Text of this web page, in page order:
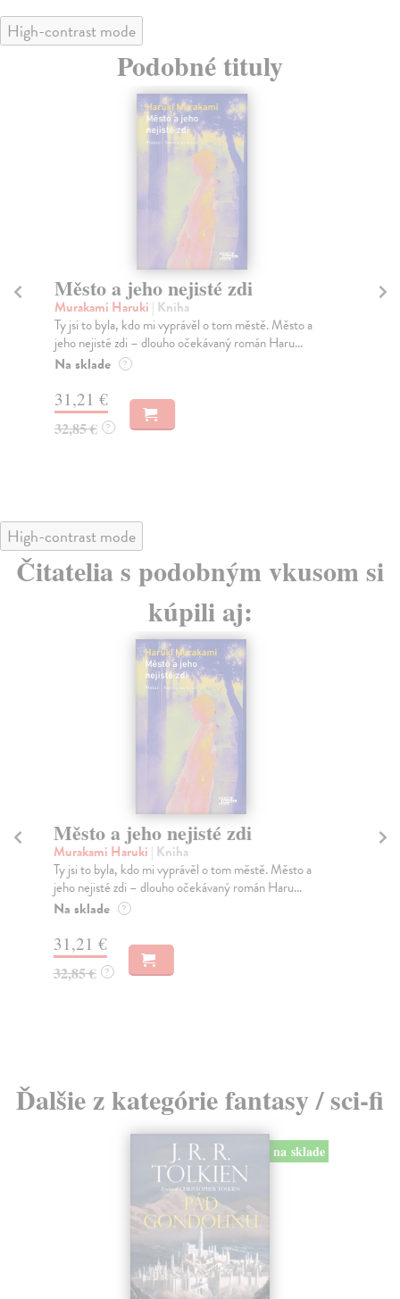
High-contrast mode
Podobné tituly
Město a jeho nejisté zdi
Murakami Haruki | Kniha
Ty jsi to byla, kdo mi vyprávěl o tom městě. Město a
jeho nejisté zdi – dlouho očekávaný román Haru...
Na sklade ?
31,21 €
32,85 € ?
High-contrast mode
Čitatelia s podobným vkusom si
kúpili aj:
Město a jeho nejisté zdi
Murakami Haruki | Kniha
Ty jsi to byla, kdo mi vyprávěl o tom městě. Město a
jeho nejisté zdi – dlouho očekávaný román Haru...
Na sklade ?
31,21 €
32,85 € ?
Ďalšie z kategórie fantasy / sci-fi
na sklade